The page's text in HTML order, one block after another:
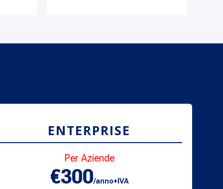
ENTERPRISE
Per Aziende
€300/anno+IVA